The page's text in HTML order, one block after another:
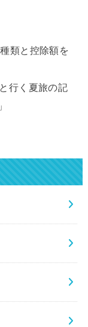
類と控除額を
行く夏旅の記